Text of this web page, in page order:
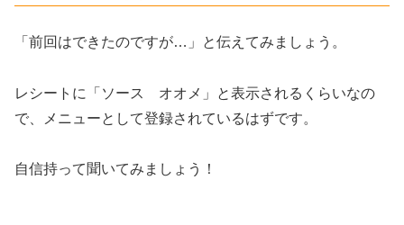
「前回はできたのですが…」と伝えてみましょう。
レシートに「ソース オオメ」と表示されるくらいなの
で、メニューとして登録されているはずです。
自信持って聞いてみましょう！